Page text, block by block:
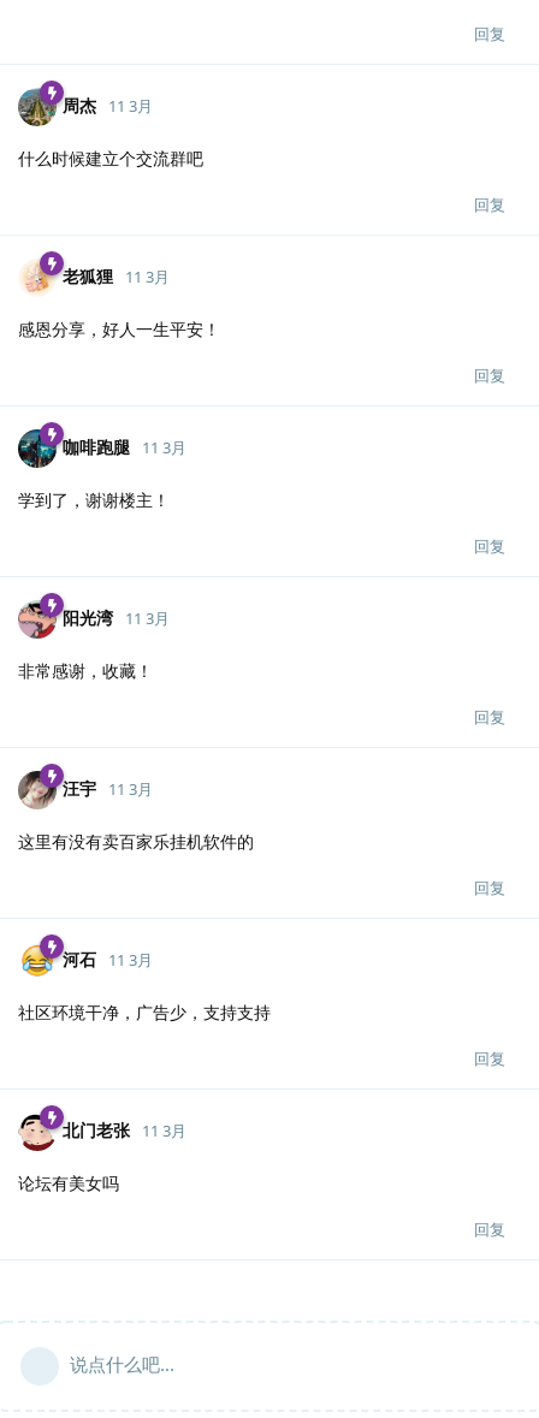
回复
周杰 11 3月
什么时候建立个交流群吧
回复
老狐狸 11 3月
感恩分享，好人一生平安！
回复
咖啡跑腿 11 3月
学到了，谢谢楼主！
回复
阳光湾 11 3月
非常感谢，收藏！
回复
汪宇 11 3月
这里有没有卖百家乐挂机软件的
回复
河石 11 3月
社区环境干净，广告少，支持支持
回复
北门老张 11 3月
论坛有美女吗
回复
说点什么吧...